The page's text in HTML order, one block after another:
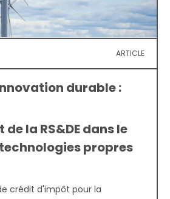
ARTICLE
durable :
la RS&DE dans le
propres
crédit d'impôt pour la